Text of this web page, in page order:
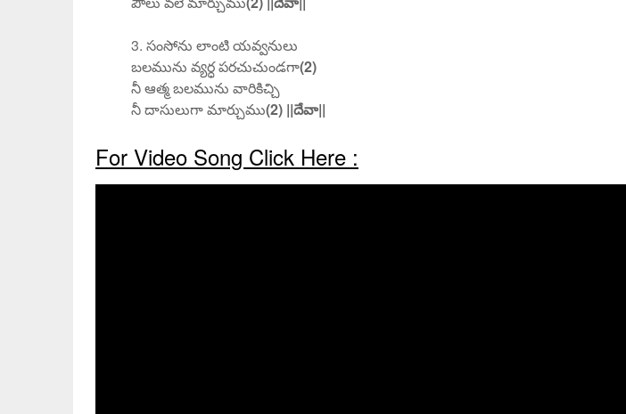
3. సంసోను లాంటి యవ్వనులు
బలమును వ్యర్ధ పరచుచుండగా(2)
నీ ఆత్మ బలమును వారికిచ్చి
నీ దాసులుగా మార్చుము(2) ||దేవా||
For Video Song Click Here :